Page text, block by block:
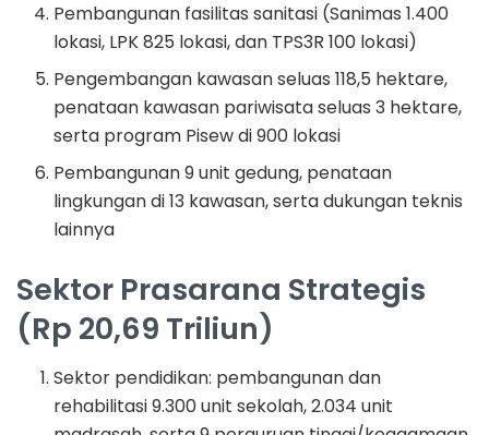
Pembangunan fasilitas sanitasi (Sanimas 1.400
lokasi, LPK 825 lokasi, dan TPS3R 100 lokasi)
Pengembangan kawasan seluas 118,5 hektare,
penataan kawasan pariwisata seluas 3 hektare,
serta program Pisew di 900 lokasi
Pembangunan 9 unit gedung, penataan
lingkungan di 13 kawasan, serta dukungan teknis
lainnya
Sektor Prasarana Strategis
(Rp 20,69 Triliun)
Sektor pendidikan: pembangunan dan
rehabilitasi 9.300 unit sekolah, 2.034 unit